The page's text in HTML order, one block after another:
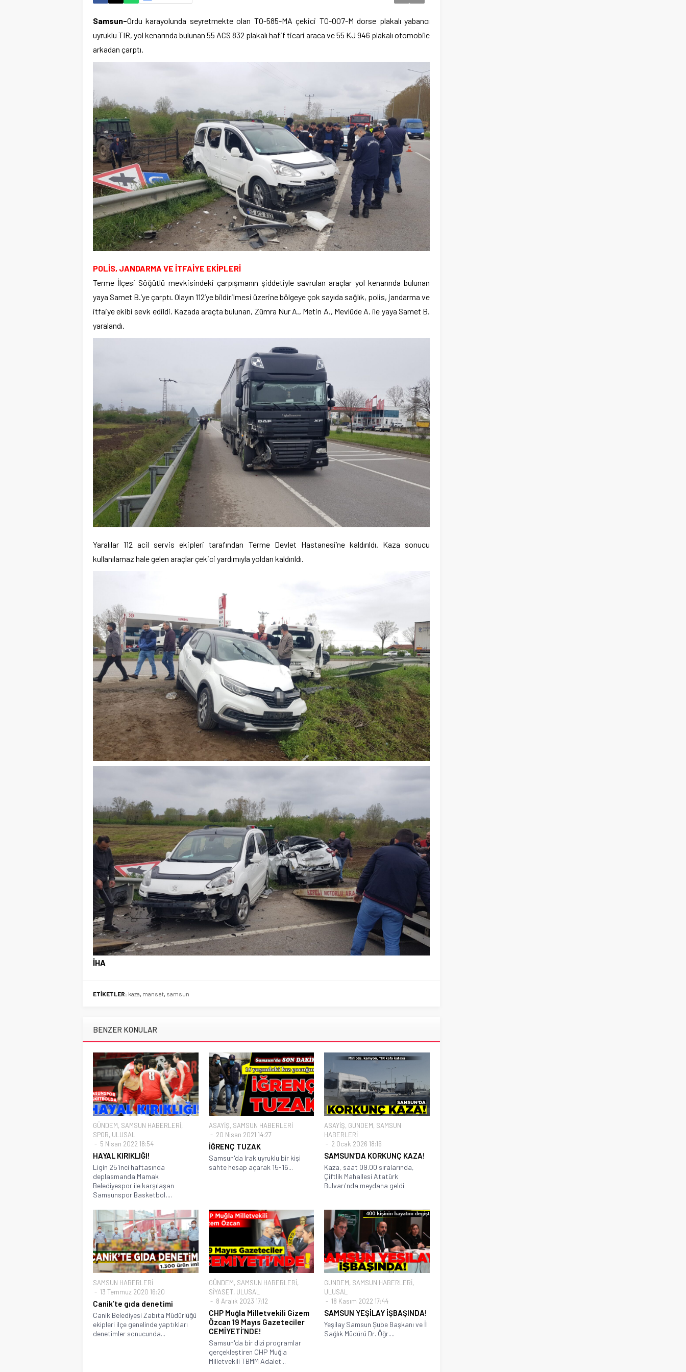
Samsun-Ordu karayolunda seyretmekte olan T0-585-MA çekici T0-007-M dorse plakalı yabancı
uyruklu TIR, yol kenarında bulunan 55 ACS 832 plakalı hafif ticari araca ve 55 KJ 946 plakalı otomobile
arkadan çarptı.
POLİS, JANDARMA VE İTFAİYE EKİPLERİ
Terme İlçesi Söğütlü mevkisindeki çarpışmanın şiddetiyle savrulan araçlar yol kenarında bulunan
yaya Samet B.’ye çarptı. Olayın 112’ye bildirilmesi üzerine bölgeye çok sayıda sağlık, polis, jandarma ve
itfaiye ekibi sevk edildi. Kazada araçta bulunan, Zümra Nur A., Metin A., Mevlüde A. ile yaya Samet B.
yaralandı.
Yaralılar 112 acil servis ekipleri tarafından Terme Devlet Hastanesi’ne kaldırıldı. Kaza sonucu
kullanılamaz hale gelen araçlar çekici yardımıyla yoldan kaldırıldı.
İHA
ETİKETLER: kaza, manset, samsun
BENZER KONULAR
GÜNDEM, SAMSUN HABERLERİ,
SPOR, ULUSAL
5 Nisan 2022 18:54
HAYAL KIRIKLIĞI!
Ligin 25'inci haftasında
deplasmanda Mamak
Belediyespor ile karşılaşan
Samsunspor Basketbol,...
ASAYİŞ, SAMSUN HABERLERİ
20 Nisan 2021 14:27
İĞRENÇ TUZAK
Samsun'da Irak uyruklu bir kişi
sahte hesap açarak 15-16...
ASAYİŞ, GÜNDEM, SAMSUN
HABERLERİ
2 Ocak 2026 18:16
SAMSUN’DA KORKUNÇ KAZA!
Kaza, saat 09.00 sıralarında,
Çiftlik Mahallesi Atatürk
Bulvarı'nda meydana geldi
SAMSUN HABERLERİ
13 Temmuz 2020 16:20
Canik’te gıda denetimi
Canik Belediyesi Zabıta Müdürlüğü
ekipleri ilçe genelinde yaptıkları
denetimler sonucunda...
GÜNDEM, SAMSUN HABERLERİ,
SİYASET, ULUSAL
8 Aralık 2023 17:12
CHP Muğla Milletvekili Gizem
Özcan 19 Mayıs Gazeteciler
CEMİYETİ’NDE!
Samsun'da bir dizi programlar
gerçekleştiren CHP Muğla
Milletvekili TBMM Adalet...
GÜNDEM, SAMSUN HABERLERİ,
ULUSAL
18 Kasım 2022 17:44
SAMSUN YEŞİLAY İŞBAŞINDA!
Yeşilay Samsun Şube Başkanı ve İl
Sağlık Müdürü Dr. Öğr....